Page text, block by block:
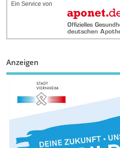
Ein Service von
Anzeigen